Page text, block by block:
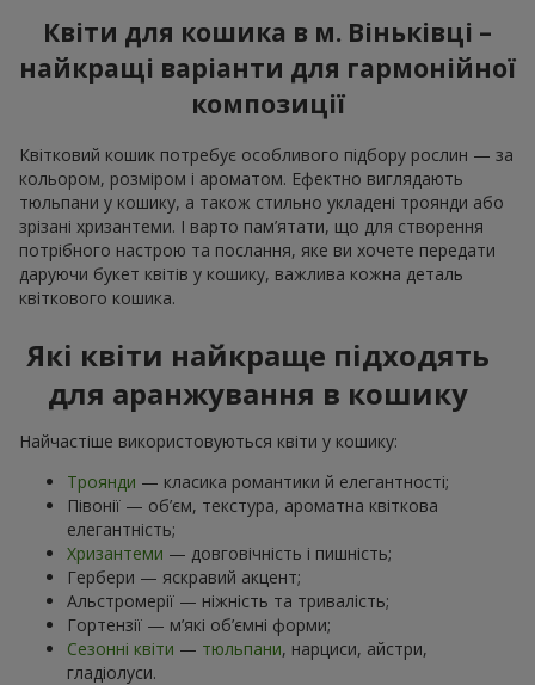
Квіти для кошика в м. Віньківці –
найкращі варіанти для гармонійної
композиції
Квітковий кошик потребує особливого підбору рослин — за
кольором, розміром і ароматом. Ефектно виглядають
тюльпани у кошику, а також стильно укладені троянди або
зрізані хризантеми. І варто пам’ятати, що для створення
потрібного настрою та послання, яке ви хочете передати
даруючи букет квітів у кошику, важлива кожна деталь
квіткового кошика.
Які квіти найкраще підходять
для аранжування в кошику
Найчастіше використовуються квіти у кошику:
Троянди — класика романтики й елегантності;
Півонії — об’єм, текстура, ароматна квіткова
елегантність;
Хризантеми — довговічність і пишність;
Гербери — яскравий акцент;
Альстромерії — ніжність та тривалість;
Гортензії — м’які об’ємні форми;
Сезонні квіти — тюльпани, нарциси, айстри,
гладіолуси.